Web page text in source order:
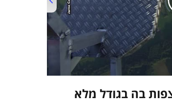
בה בגודל מלא